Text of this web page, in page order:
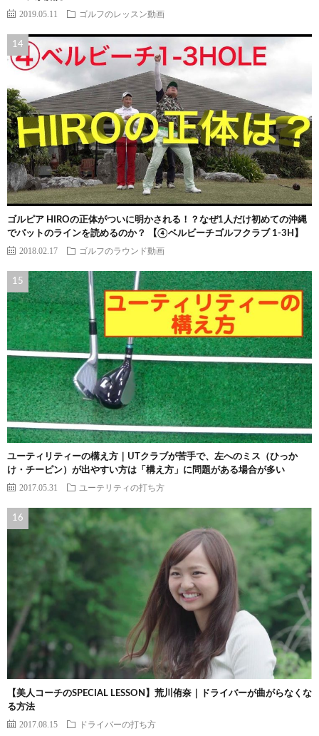
2019.05.11 ゴルフのレッスン動画
ゴルピア HIROの正体がついに明かされる！？なぜ1人だけ初めての沖縄
でパットのラインを読めるのか？ 【④ベルビーチゴルフクラブ 1-3H】
2018.02.17 ゴルフのラウンド動画
ユーティリティーの構え方｜UTクラブが苦手で、左へのミス（ひっか
け・チーピン）が出やすい方は「構え方」に問題がある場合が多い
2017.05.31 ユーテリティの打ち方
【美人コーチのSPECIAL LESSON】荒川侑奈｜ドライバーが曲がらなくな
る方法
2017.08.15 ドライバーの打ち方